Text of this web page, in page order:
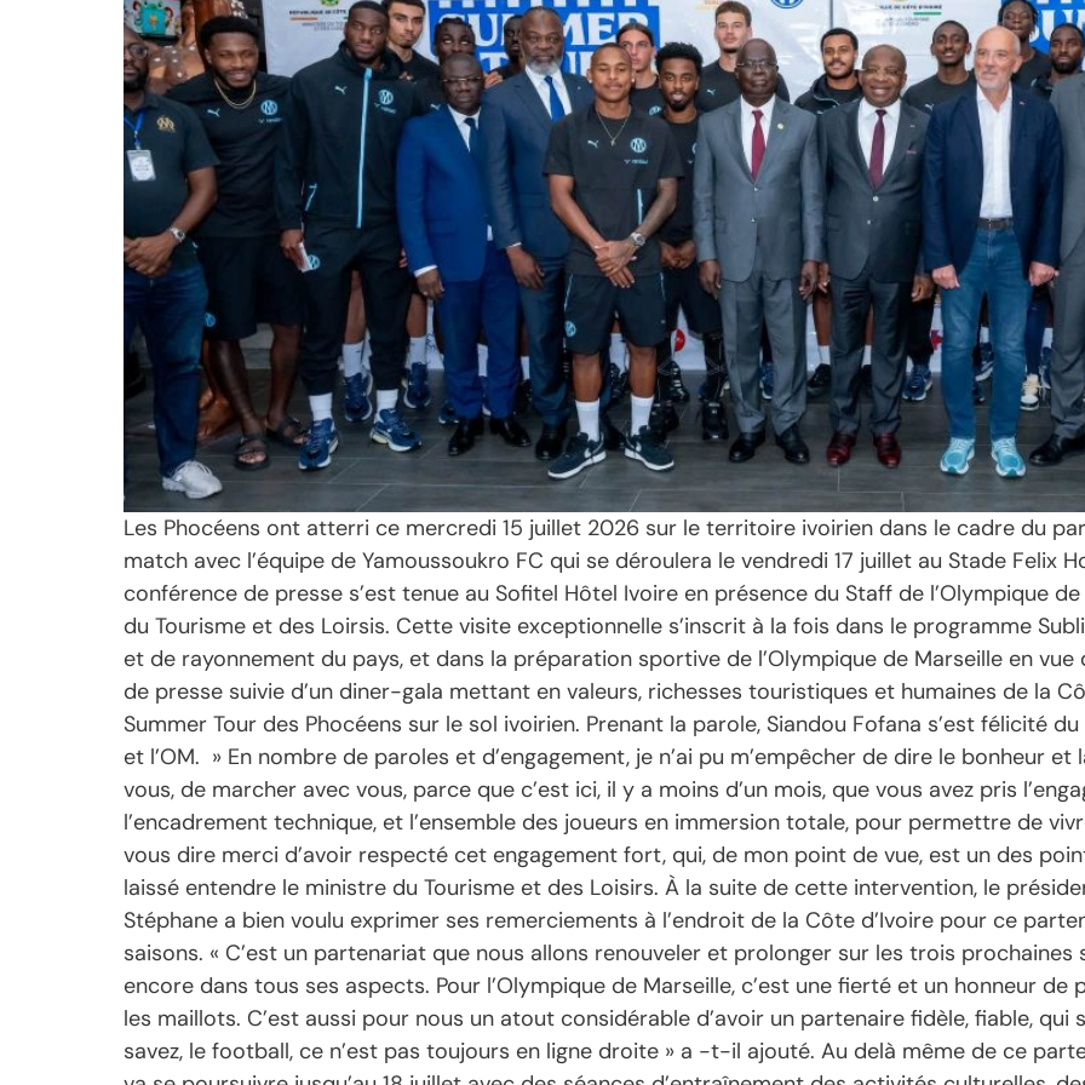
Les Phocéens ont atterri ce mercredi 15 juillet 2026 sur le territoire ivoirien dans le cadre du
match avec l’équipe de Yamoussoukro FC qui se déroulera le vendredi 17 juillet au Stade Felix
conférence de presse s’est tenue au Sofitel Hôtel Ivoire en présence du Staff de l’Olympique
du Tourisme et des Loirsis. Cette visite exceptionnelle s’inscrit à la fois dans le programme
et de rayonnement du pays, et dans la préparation sportive de l’Olympique de Marseille en
de presse suivie d’un diner-gala mettant en valeurs, richesses touristiques et humaines de la
Summer Tour des Phocéens sur le sol ivoirien. Prenant la parole, Siandou Fofana s’est félicité
et l’OM. » En nombre de paroles et d’engagement, je n’ai pu m’empêcher de dire le bonheur
vous, de marcher avec vous, parce que c’est ici, il y a moins d’un mois, que vous avez pris
l’encadrement technique, et l’ensemble des joueurs en immersion totale, pour permettre de
vous dire merci d’avoir respecté cet engagement fort, qui, de mon point de vue, est un des
laissé entendre le ministre du Tourisme et des Loisirs. À la suite de cette intervention, le
Stéphane a bien voulu exprimer ses remerciements à l’endroit de la Côte d’Ivoire pour ce
saisons. « C’est un partenariat que nous allons renouveler et prolonger sur les trois
encore dans tous ses aspects. Pour l’Olympique de Marseille, c’est une fierté et un honneur
les maillots. C’est aussi pour nous un atout considérable d’avoir un partenaire fidèle, fiable, qui
savez, le football, ce n’est pas toujours en ligne droite » a -t-il ajouté. Au delà même de ce